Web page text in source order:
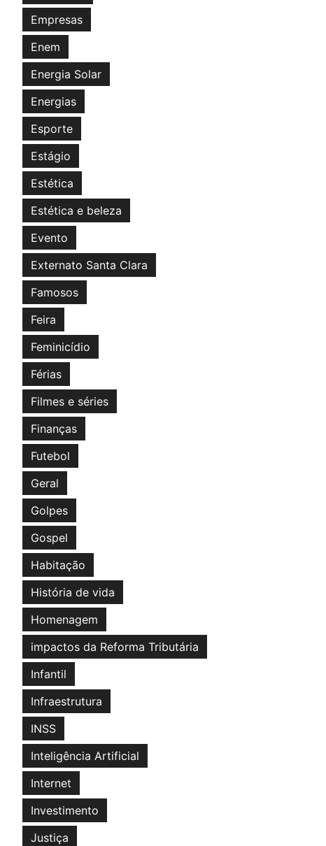
Empresas
Enem
Energia Solar
Energias
Esporte
Estágio
Estética
Estética e beleza
Evento
Externato Santa Clara
Famosos
Feira
Feminicídio
Férias
Filmes e séries
Finanças
Futebol
Geral
Golpes
Gospel
Habitação
História de vida
Homenagem
impactos da Reforma Tributária
Infantil
Infraestrutura
INSS
Inteligência Artificial
Internet
Investimento
Justiça